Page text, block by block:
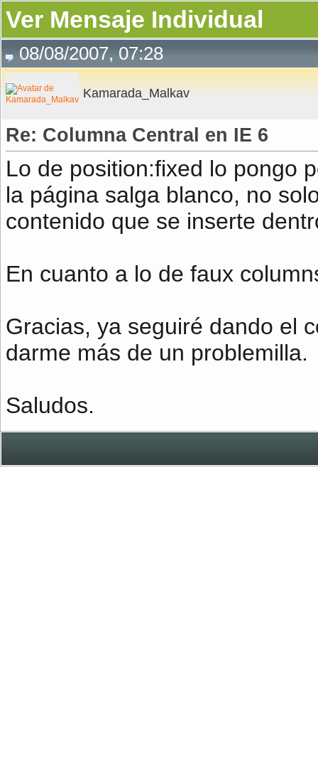
Ver Mensaje Individual
08/08/2007, 07:28
Kamarada_Malkav
Re: Columna Central en IE 6
Lo de position:fixed lo pongo
la página salga blanco, no
contenido que se inserte
En cuanto a lo de faux
Gracias, ya seguiré dando el
darme más de un problemilla.
Saludos.